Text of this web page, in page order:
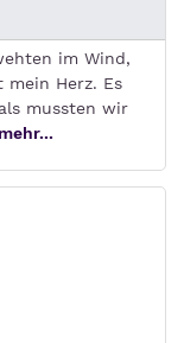
im Wind,
Herz. Es
mussten wir
mehr...